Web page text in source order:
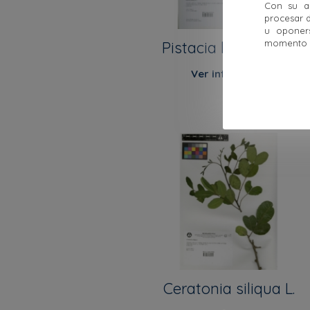
Pistacia lentiscus L.
Ver info
Ceratonia siliqua L.
Con su
procesar
u
momento